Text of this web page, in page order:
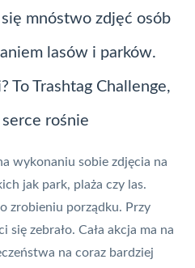
mnóstwo zdjęć osób
lasów i parków.
To Trashtag Challenge,
rośnie
wykonaniu sobie zdjęcia na
jak park, plaża czy las.
zrobieniu porządku. Przy
się zebrało. Cała akcja ma na
na coraz bardziej